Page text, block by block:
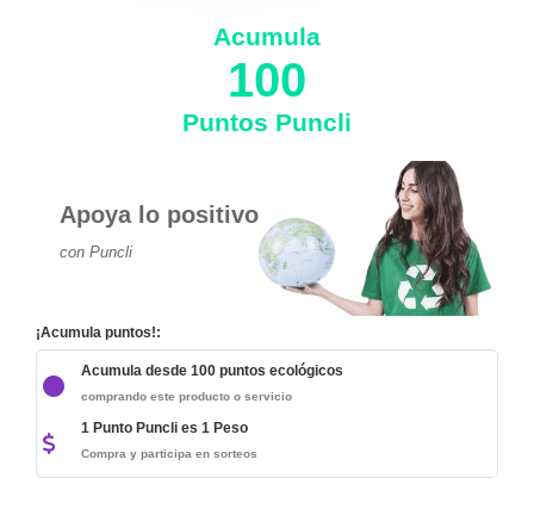
Acumula
100
Puntos Puncli
Apoya lo positivo
con Puncli
¡Acumula puntos!:
Acumula desde 100 puntos ecológicos
comprando este producto o servicio
1 Punto Puncli es 1 Peso
Compra y participa en sorteos